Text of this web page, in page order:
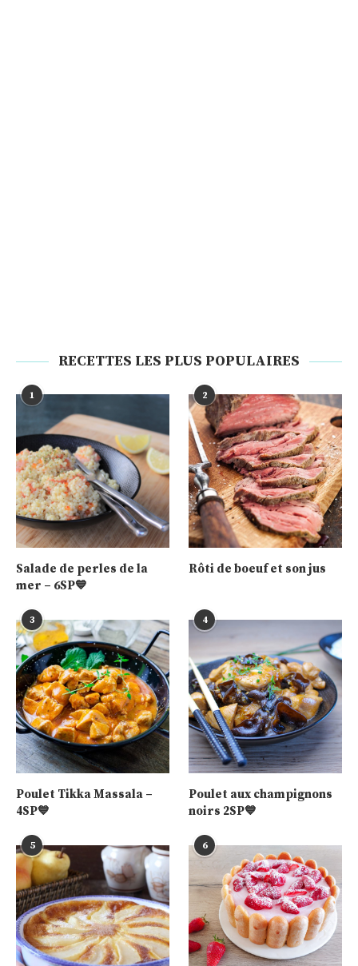
RECETTES LES PLUS POPULAIRES
1
Salade de perles de la
mer – 6SP💙
2
Rôti de boeuf et son jus
3
Poulet Tikka Massala –
4SP💙
4
Poulet aux champignons
noirs 2SP💙
5 6